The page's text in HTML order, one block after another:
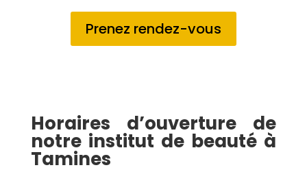
Prenez rendez-vous
Horaires d’ouverture de
notre institut de beauté à
Tamines